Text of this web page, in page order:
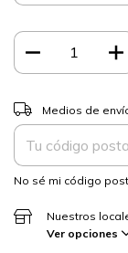
Entregas para el CP:
Medios de
No sé mi código
Nuestros
Ver opciones